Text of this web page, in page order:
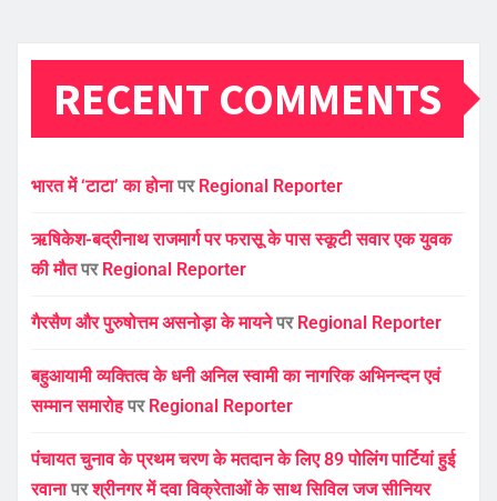
RECENT COMMENTS
भारत में ‘टाटा’ का होनापर Regional Reporter
ऋषिकेश-बद्रीनाथ राजमार्ग पर फरासू के पास स्कूटी सवार एक युवक
की मौतपर Regional Reporter
गैरसैण और पुरुषोत्तम असनोड़ा के मायनेपर Regional Reporter
बहुआयामी व्यक्तित्व के धनी अनिल स्वामी का नागरिक अभिनन्दन एवं
सम्मान समारोहपर Regional Reporter
पंचायत चुनाव के प्रथम चरण के मतदान के लिए 89 पोलिंग पार्टियां हुई
रवानापरश्रीनगर में दवा विक्रेताओं के साथ सिविल जज सीनियर